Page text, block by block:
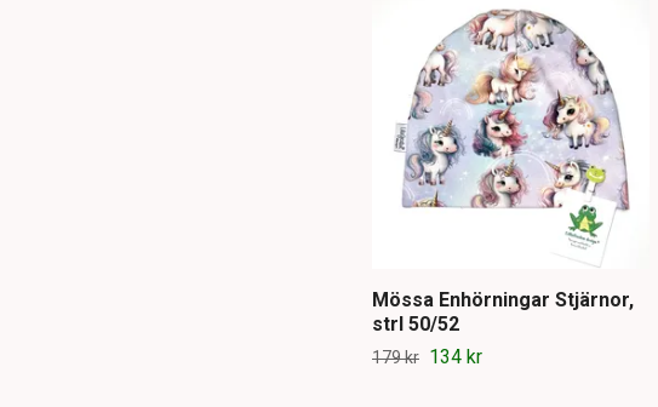
Mössa Enhörningar Stjärnor,
strl 50/52
179 kr 134 kr